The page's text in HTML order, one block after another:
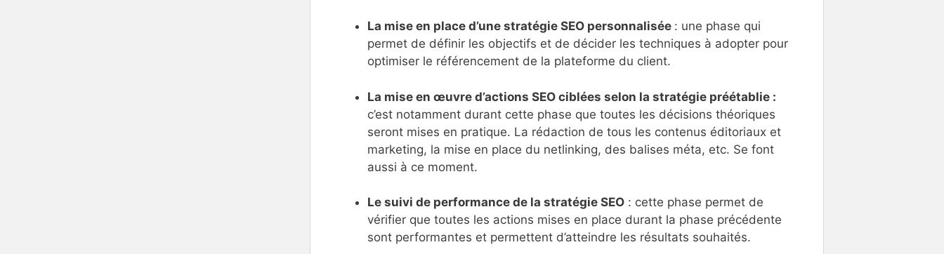
La mise en place d’une stratégie SEO personnalisée : une phase qui
permet de définir les objectifs et de décider les techniques à adopter pour
optimiser le référencement de la plateforme du client.
La mise en œuvre d’actions SEO ciblées selon la stratégie préétablie :
c’est notamment durant cette phase que toutes les décisions théoriques
seront mises en pratique. La rédaction de tous les contenus éditoriaux et
marketing, la mise en place du netlinking, des balises méta, etc. Se font
aussi à ce moment.
Le suivi de performance de la stratégie SEO : cette phase permet de
vérifier que toutes les actions mises en place durant la phase précédente
sont performantes et permettent d’atteindre les résultats souhaités.